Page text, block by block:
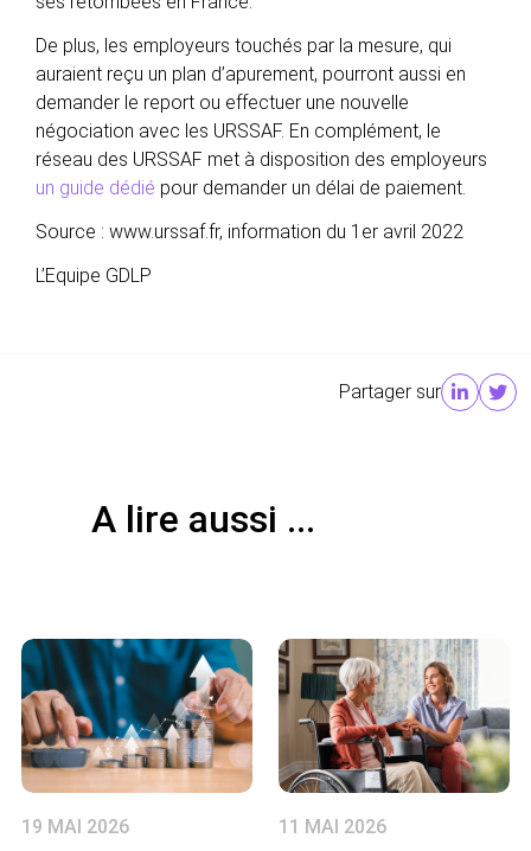
De plus, les employeurs touchés par la mesure, qui
auraient reçu un plan d’apurement, pourront aussi en
demander le report ou effectuer une nouvelle
négociation avec les URSSAF. En complément, le
réseau des URSSAF met à disposition des employeurs
un guide dédié pour demander un délai de paiement.
Source : www.urssaf.fr, information du 1er avril 2022
L’Equipe GDLP
Partager sur
A lire aussi ...
19 MAI 2026
11 MAI 2026